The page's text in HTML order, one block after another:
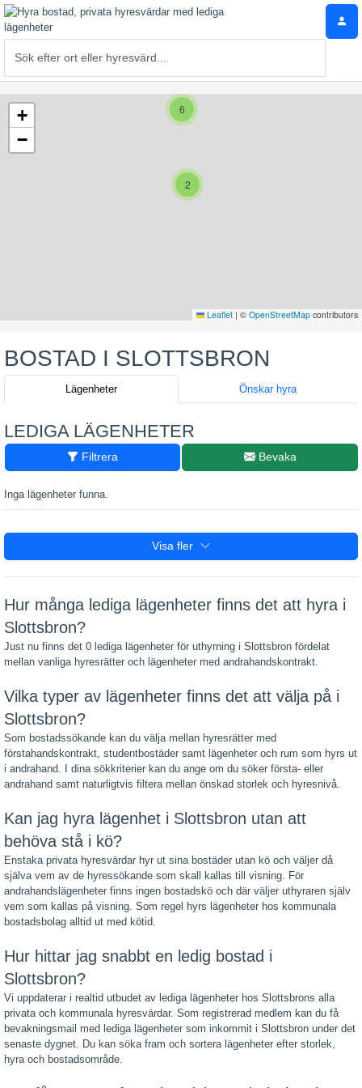
6
2
+
−
Leaflet | © OpenStreetMap contributors
BOSTAD I SLOTTSBRON
Lägenheter Önskar hyra
LEDIGA LÄGENHETER
Filtrera Bevaka
Inga lägenheter funna.
Visa fler
Hur många lediga lägenheter finns det att hyra i
Slottsbron?
Just nu finns det 0 lediga lägenheter för uthyrning i Slottsbron fördelat
mellan vanliga hyresrätter och lägenheter med andrahandskontrakt.
Vilka typer av lägenheter finns det att välja på i
Slottsbron?
Som bostadssökande kan du välja mellan hyresrätter med
förstahandskontrakt, studentbostäder samt lägenheter och rum som hyrs ut
i andrahand. I dina sökkriterier kan du ange om du söker första- eller
andrahand samt naturligtvis filtera mellan önskad storlek och hyresnivå.
Kan jag hyra lägenhet i Slottsbron utan att
behöva stå i kö?
Enstaka privata hyresvärdar hyr ut sina bostäder utan kö och väljer då
själva vem av de hyressökande som skall kallas till visning. För
andrahandslägenheter finns ingen bostadskö och där väljer uthyraren själv
vem som kallas på visning. Som regel hyrs lägenheter hos kommunala
bostadsbolag alltid ut med kötid.
Hur hittar jag snabbt en ledig bostad i
Slottsbron?
Vi uppdaterar i realtid utbudet av lediga lägenheter hos Slottsbrons alla
privata och kommunala hyresvärdar. Som registrerad medlem kan du få
bevakningsmail med lediga lägenheter som inkommit i Slottsbron under det
senaste dygnet. Du kan söka fram och sortera lägenheter efter storlek,
hyra och bostadsområde.